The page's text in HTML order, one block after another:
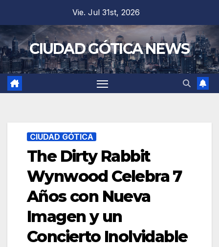
contenido
Vie. Jul 31st, 2026
CIUDAD GÓTICA NEWS
CIUDAD GÓTICA
The Dirty Rabbit
Wynwood Celebra 7
Años con Nueva
Imagen y un
Concierto Inolvidable